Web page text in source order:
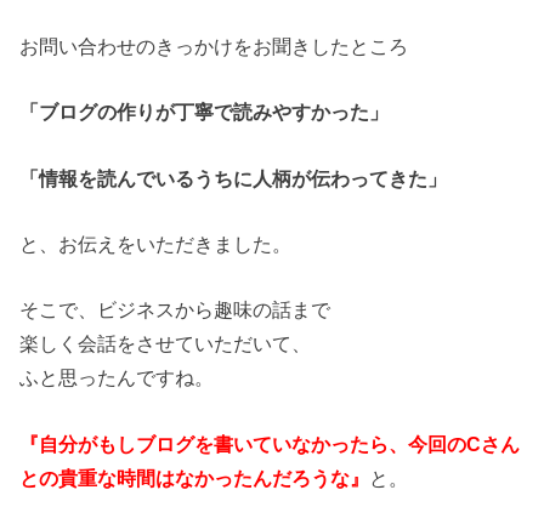
お問い合わせのきっかけをお聞きしたところ
「ブログの作りが丁寧で読みやすかった」
「情報を読んでいるうちに人柄が伝わってきた」
と、お伝えをいただきました。
そこで、ビジネスから趣味の話まで
楽しく会話をさせていただいて、
ふと思ったんですね。
『自分がもしブログを書いていなかったら、今回のCさん
との貴重な時間はなかったんだろうな』 と。